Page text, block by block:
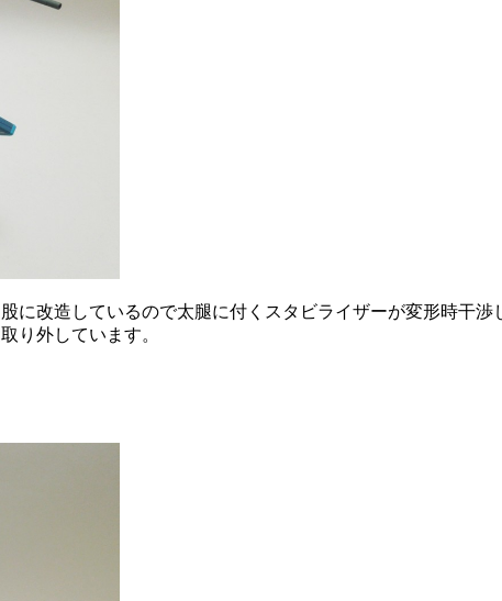
に改造しているので太腿に付くスタビライザーが変形時干
り外しています。